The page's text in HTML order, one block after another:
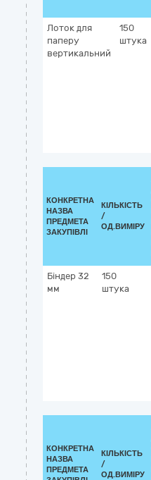
Лоток для
паперу
вертикальний
150
штука
КОНКРЕТНА
НАЗВА
ПРЕДМЕТА
ЗАКУПІВЛІ
КІЛЬКІСТЬ
/
ОД.ВИМІРУ
Біндер 32
мм
150
штука
КОНКРЕТНА
НАЗВА
ПРЕДМЕТА
КІЛЬКІСТЬ
/
ОД.ВИМІРУ